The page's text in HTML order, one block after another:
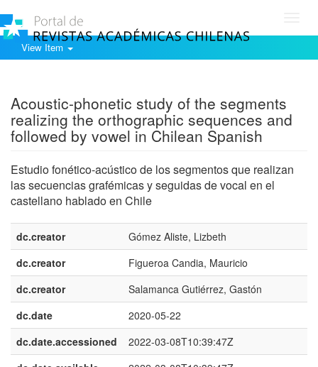
View Item
Acoustic-phonetic study of the segments
realizing the orthographic sequences and
followed by vowel in Chilean Spanish
Estudio fonético-acústico de los segmentos que realizan
las secuencias grafémicas y seguidas de vocal en el
castellano hablado en Chile
dc.creator
Gómez Aliste, Lizbeth
dc.creator
Figueroa Candia, Mauricio
dc.creator
Salamanca Gutiérrez, Gastón
dc.date
2020-05-22
dc.date.accessioned
2022-03-08T10:39:47Z